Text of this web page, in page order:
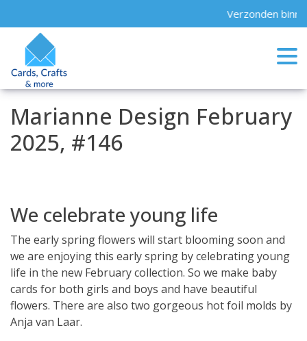
to
content
Verzonden
Marianne Design February
2025, #146
We celebrate young life
The early spring flowers will start blooming soon and
we are enjoying this early spring by celebrating young
life in the new February collection. So we make baby
cards for both girls and boys and have beautiful
flowers. There are also two gorgeous hot foil molds by
Anja van Laar.